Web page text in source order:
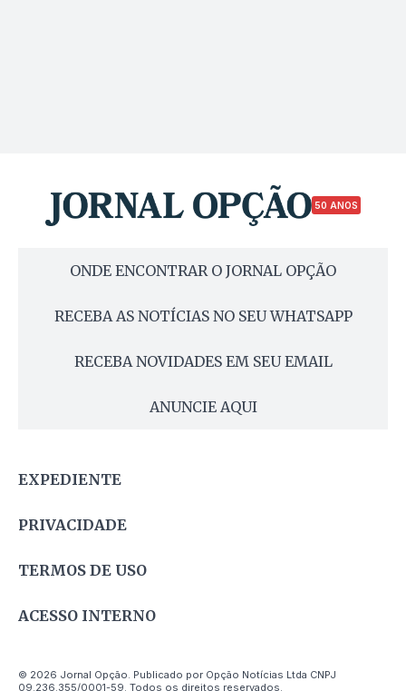
50 ANOS
ONDE ENCONTRAR O JORNAL OPÇÃO
RECEBA AS NOTÍCIAS NO SEU WHATSAPP
RECEBA NOVIDADES EM SEU EMAIL
ANUNCIE AQUI
EXPEDIENTE
PRIVACIDADE
TERMOS DE USO
ACESSO INTERNO
© 2026 Jornal Opção. Publicado por Opção Notícias Ltda CNPJ
09.236.355/0001-59. Todos os direitos reservados.